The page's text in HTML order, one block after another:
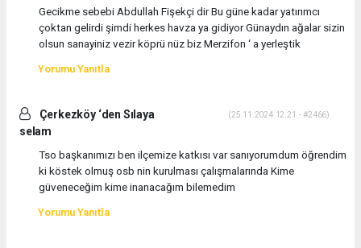
Gecikme sebebi Abdullah Fişekçi dir Bu güne kadar yatırımcı
çoktan gelirdi şimdi herkes havza ya gidiyor Günaydın ağalar sizin
olsun sanayiniz vezir köprü nüz biz Merzifon ‘ a yerleştik
Yorumu Yanıtla
Çerkezköy ‘den Sılaya
selam
(25.11.2024 12:21 - #2466)
Tso başkanımızı ben ilçemize katkısı var sanıyorumdum öğrendim
ki köstek olmuş osb nin kurulması çalışmalarında Kime
güveneceğim kime inanacağım bilemedim
Yorumu Yanıtla